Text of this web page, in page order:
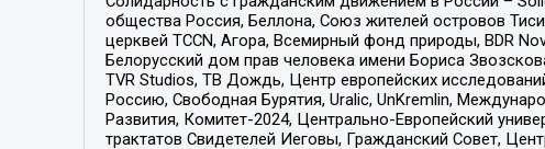
общества Россия, Беллона, Союз жителей островов
церквей TCCN, Агора, Всемирный фонд природы, BDR
Белорусский дом прав человека имени Бориса
TVR Studios, ТВ Дождь, Центр европейских
Россию, Свободная Бурятия, Uralic, UnKremlin,
Развития, Комитет-2024, Центрально-Европейский
трактатов Свидетелей Иеговы, Гражданский Совет,